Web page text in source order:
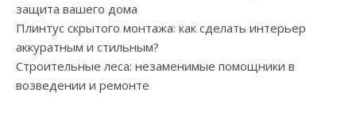
защита вашего дома
Плинтус скрытого монтажа: как сделать интерьер
аккуратным и стильным?
Строительные леса: незаменимые помощники в
возведении и ремонте